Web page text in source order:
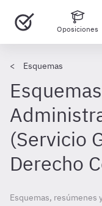
Oposiciones
Esquemas
(Servicio
Derecho
Esquemas, resúmenes